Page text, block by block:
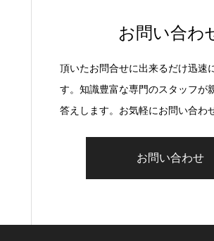
お問い合わ
頂いたお問合せに出来るだけ迅速
す。知識豊富な専門のスタッフが
答えします。お気軽にお問い合わ
お問い合わせ